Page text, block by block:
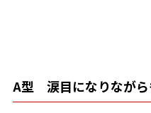
A型 涙目になりながら